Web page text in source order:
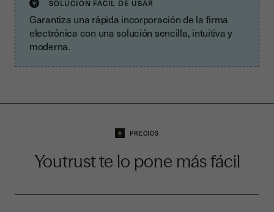
SOLUCIÓN FÁCIL DE USAR
Garantiza una rápida incorporación de la firma
electrónica con una solución sencilla, intuitiva y
moderna.
PRECIOS
Youtrust te lo pone más fácil